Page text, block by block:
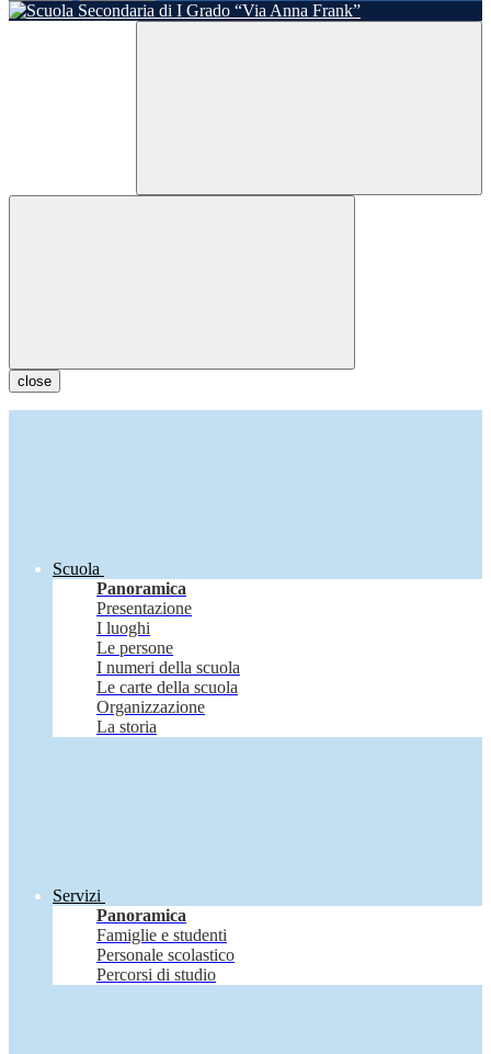
close
Scuola
Panoramica
Presentazione
I luoghi
Le persone
I numeri della scuola
Le carte della scuola
Organizzazione
La storia
Servizi
Panoramica
Famiglie e studenti
Personale scolastico
Percorsi di studio